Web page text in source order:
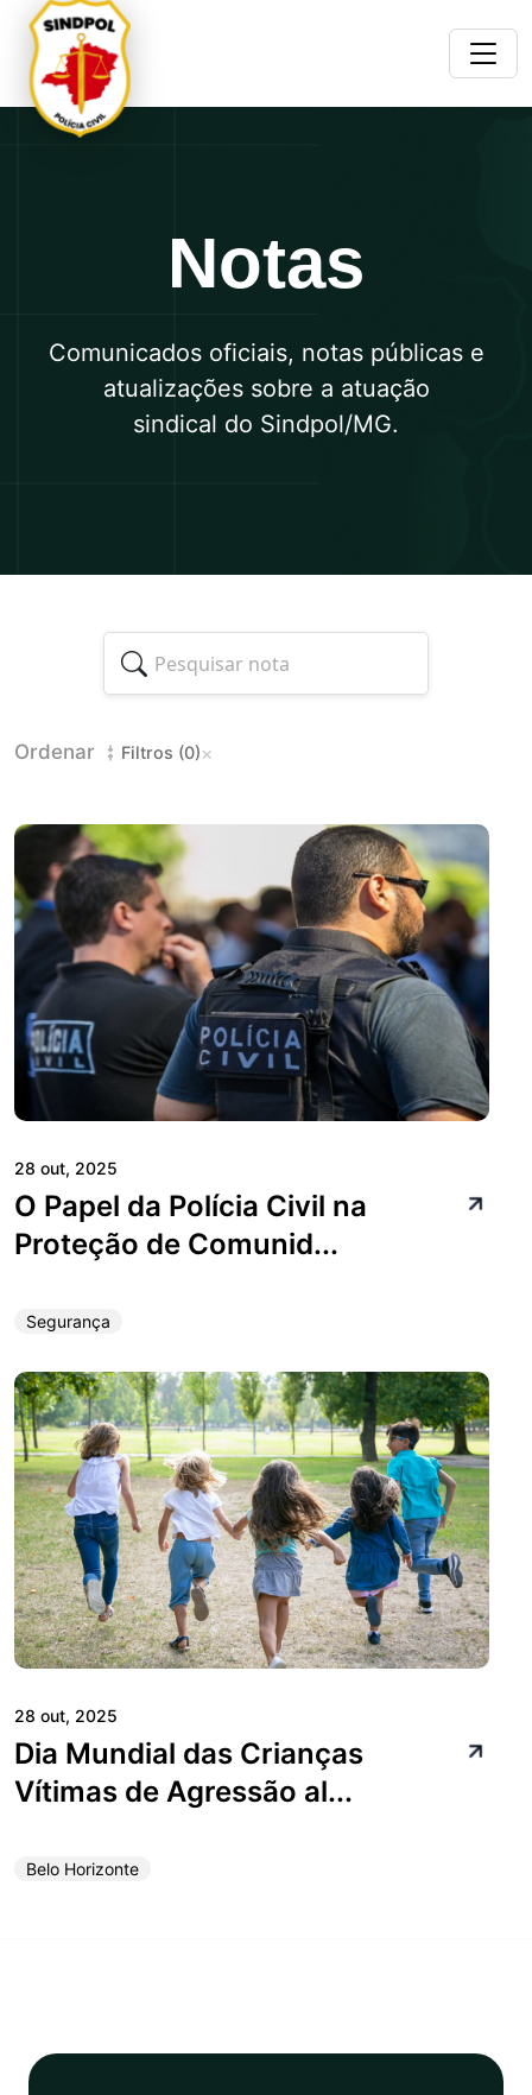
Notas
Comunicados oficiais, notas públicas e
atualizações sobre a atuação
sindical do Sindpol/MG.
Ordenar Filtros (0)×
28 out, 2025
O Papel da Polícia Civil na
Proteção de Comunid...
Segurança
28 out, 2025
Dia Mundial das Crianças
Vítimas de Agressão al...
Belo Horizonte